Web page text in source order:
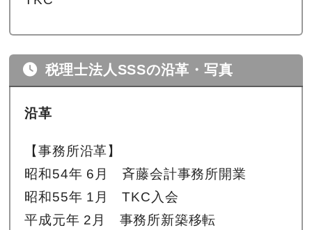
税理士法人SSSの沿革・写真
沿革
【事務所沿革】
昭和54年 6月 斉藤会計事務所開業
昭和55年 1月 TKC入会
平成元年 2月 事務所新築移転